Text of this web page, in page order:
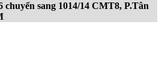
chuyển sang 1014/14 CMT8, P.Tân